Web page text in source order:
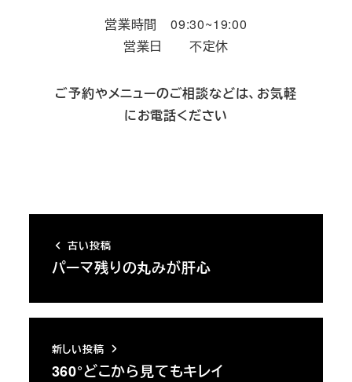
営業時間 09:30~19:00
営業日 不定休
ご予約やメニューのご相談などは、お気軽
にお電話ください
古い投稿
パーマ残りの丸みが肝心
新しい投稿
360°どこから見てもキレイ